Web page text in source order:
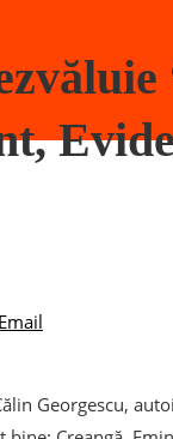
Email
Georgescu,